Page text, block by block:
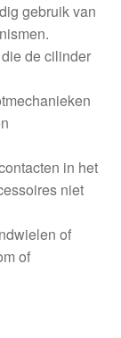
gebruik van
de cilinder
in het
niet
of
of